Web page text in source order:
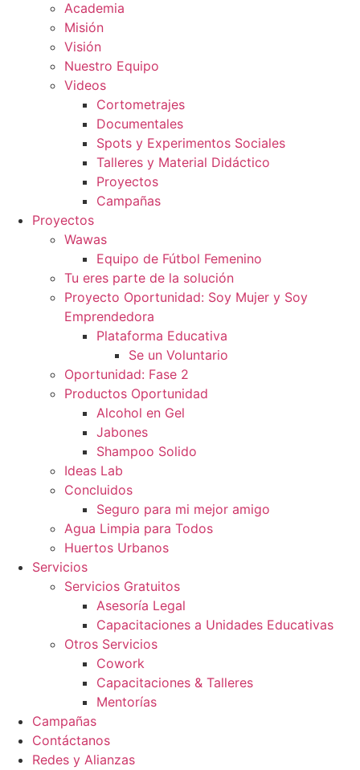
Academia
Misión
Visión
Nuestro Equipo
Videos
Cortometrajes
Documentales
Spots y Experimentos Sociales
Talleres y Material Didáctico
Proyectos
Campañas
Proyectos
Wawas
Equipo de Fútbol Femenino
Tu eres parte de la solución
Proyecto Oportunidad: Soy Mujer y Soy
Emprendedora
Plataforma Educativa
Se un Voluntario
Oportunidad: Fase 2
Productos Oportunidad
Alcohol en Gel
Jabones
Shampoo Solido
Ideas Lab
Concluidos
Seguro para mi mejor amigo
Agua Limpia para Todos
Huertos Urbanos
Servicios
Servicios Gratuitos
Asesoría Legal
Capacitaciones a Unidades Educativas
Otros Servicios
Cowork
Capacitaciones & Talleres
Mentorías
Campañas
Contáctanos
Redes y Alianzas